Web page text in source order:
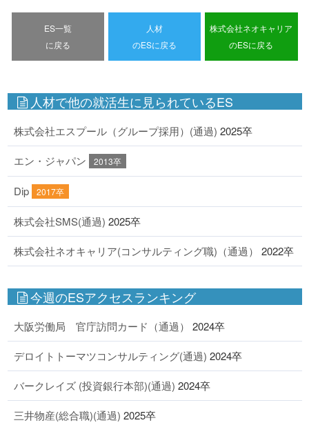
ES一覧
に戻る
人材
のESに戻る
株式会社ネオキャリア
のESに戻る
人材で他の就活生に見られているES
株式会社エスプール（グループ採用）(通過) 2025卒
エン・ジャパン 2013卒
Dip 2017卒
株式会社SMS(通過) 2025卒
株式会社ネオキャリア(コンサルティング職)（通過） 2022卒
今週のESアクセスランキング
大阪労働局 官庁訪問カード（通過） 2024卒
デロイトトーマツコンサルティング(通過) 2024卒
バークレイズ (投資銀行本部)(通過) 2024卒
三井物産(総合職)(通過) 2025卒